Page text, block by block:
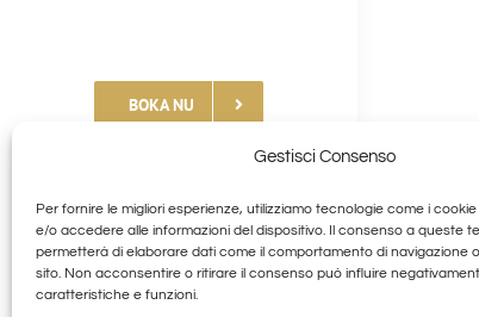
Gestisci Consenso
Per fornire le migliori esperienze, utilizziamo tecnologie come i
e/o accedere alle informazioni del dispositivo. Il consenso a queste
permetterà di elaborare dati come il comportamento di navigazione
sito. Non acconsentire o ritirare il consenso può influire
caratteristiche e funzioni.
BOKA NU
+39 377 253 9581